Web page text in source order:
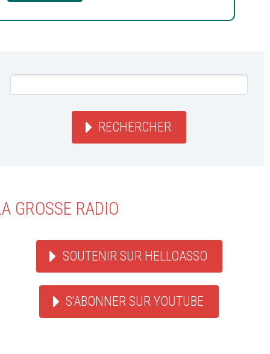
RECHERCHER
GROSSE RADIO
SOUTENIR SUR HELLOASSO
S'ABONNER SUR YOUTUBE